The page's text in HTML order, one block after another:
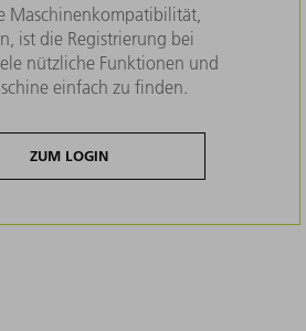
Maschinenkompatibilität,
ist die Registrierung bei
nützliche Funktionen und
einfach zu finden.
ZUM LOGIN